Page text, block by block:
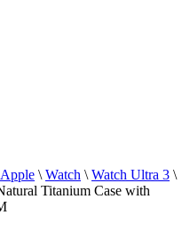
Apple \ Watch \ Watch Ultra 3 \
Titanium Case with